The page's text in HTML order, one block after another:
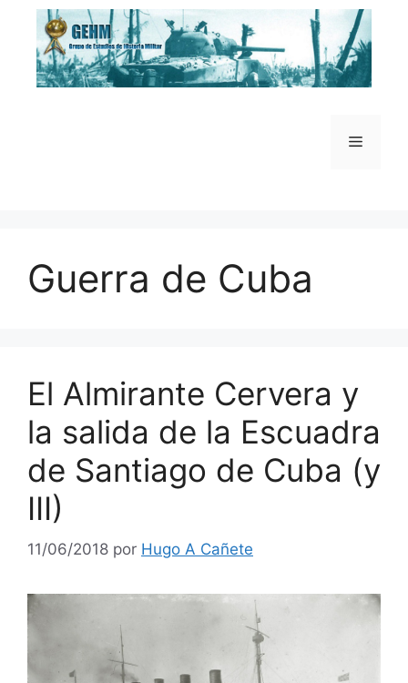
Saltar
contenido
Menú
Guerra de Cuba
El Almirante Cervera y
la salida de la Escuadra
de Santiago de Cuba (y
III)
11/06/2018 por Hugo A Cañete